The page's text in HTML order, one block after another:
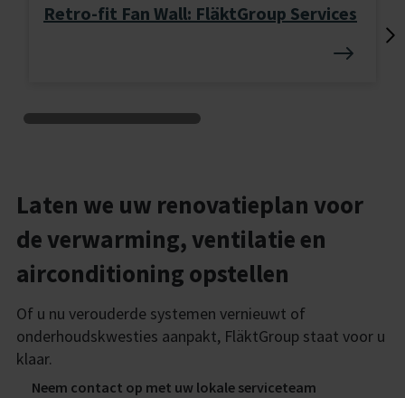
Retro-fit Fan Wall: FläktGroup Services
Laten we uw renovatieplan voor
de verwarming, ventilatie en
airconditioning opstellen
Of u nu verouderde systemen vernieuwt of
onderhoudskwesties aanpakt, FläktGroup staat voor u
klaar.
Neem contact op met uw lokale serviceteam